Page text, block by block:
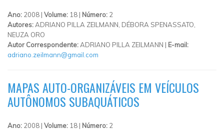
Ano: 2008 | Volume: 18 | Número: 2
Autores:ADRIANO PILLA ZEILMANN, DÉBORA SPENASSATO,
NEUZA ORO
Autor Correspondente:ADRIANO PILLA ZEILMANN | E-mail:
adriano.zeilmann@gmail.com
MAPAS AUTO-ORGANIZÁVEIS EM VEÍCULOS
AUTÔNOMOS SUBAQUÁTICOS
Ano: 2008 | Volume: 18 | Número: 2